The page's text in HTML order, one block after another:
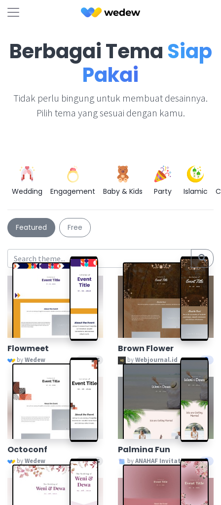
Berbagai Tema Siap
Pakai
Tidak perlu bingung untuk membuat desainnya.
Pilih tema yang sesuai dengan kamu.
Wedding Engagement Baby & Kids Party Islamic
Featured Free
Flowmeet
byWedew GRATIS
Brown Flower
byWebjournal.id
Octoconf
byWedew GRATIS
Palmina Fun
byANAHAF Invitation